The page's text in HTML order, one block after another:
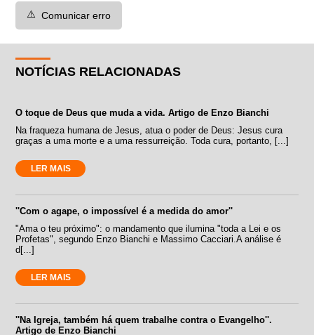
⚠️ Comunicar erro
NOTÍCIAS RELACIONADAS
O toque de Deus que muda a vida. Artigo de Enzo Bianchi
Na fraqueza humana de Jesus, atua o poder de Deus: Jesus cura
graças a uma morte e a uma ressurreição. Toda cura, portanto, [...]
LER MAIS
''Com o agape, o impossível é a medida do amor''
"Ama o teu próximo": o mandamento que ilumina "toda a Lei e os
Profetas", segundo Enzo Bianchi e Massimo Cacciari.A análise é
d[...]
LER MAIS
''Na Igreja, também há quem trabalhe contra o Evangelho''.
Artigo de Enzo Bianchi